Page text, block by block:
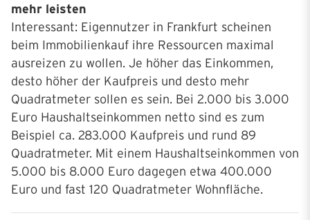
mehr leisten
Interessant: Eigennutzer in Frankfurt scheinen
beim Immobilienkauf ihre Ressourcen maximal
ausreizen zu wollen. Je höher das Einkommen,
desto höher der Kaufpreis und desto mehr
Quadratmeter sollen es sein. Bei 2.000 bis 3.000
Euro Haushaltseinkommen netto sind es zum
Beispiel ca. 283.000 Kaufpreis und rund 89
Quadratmeter. Mit einem Haushaltseinkommen von
5.000 bis 8.000 Euro dagegen etwa 400.000
Euro und fast 120 Quadratmeter Wohnfläche.